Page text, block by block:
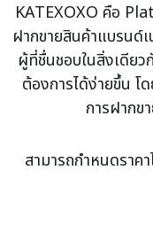
KATEXOXO คือ
ฝากขายสินค้าแบรนด์
ผู้ที่ชื่นชอบในสิ่งเดีย
ต้องการได้ง่ายขึ้น
การฝากข
สามารถกำหนดราคา